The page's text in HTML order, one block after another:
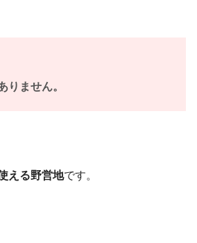
りません。
える野営地です。